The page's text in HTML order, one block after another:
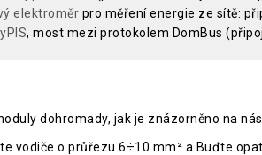
elektroměr pro měření energie ze sítě:
, most mezi protokolem DomBus
dohromady, jak je znázorněno na
vodiče o průřezu 6÷10 mm² a Buďte